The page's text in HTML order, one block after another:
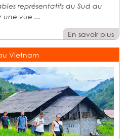
représentatifs du Sud au
une vue ...
En savoir plus
Vietnam